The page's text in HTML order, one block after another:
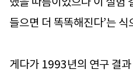
들으면 더 똑똑해진다’는
게다가 1993년의 연구 결